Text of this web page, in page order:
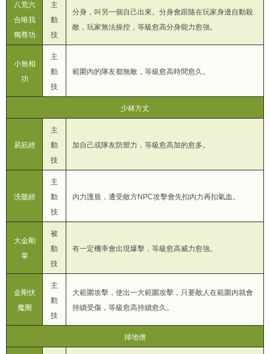
八荒六
合唯我
獨尊功
主
動
技
分身，叫另一個自己出來。分身會跟隨在玩家身邊自動殺
敵，玩家無法操控，等級愈高分身能力愈強。
小無相
功
主
動
技
範圍內的隊友都無敵，等級愈高時間愈久。
少林方丈
易筋經
主
動
技
加自己或隊友防禦力，等級愈高加的愈多。
洗髓經
主
動
技
內力護盾，遭受敵方NPC攻擊會先扣內力再扣氣血。
大金剛
掌
被
動
技
有一定機率會出現爆擊，等級愈高威力愈強。
金剛伏
魔圈
主
動
技
大範圍攻擊，使出一大範圍攻擊，只要敵人在範圍內就會
持續受傷，等級愈高持續愈久。
掃地僧